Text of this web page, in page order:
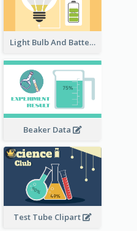
Light Bulb And Battery Schematic Diagram
Beaker Data
Test Tube Clipart